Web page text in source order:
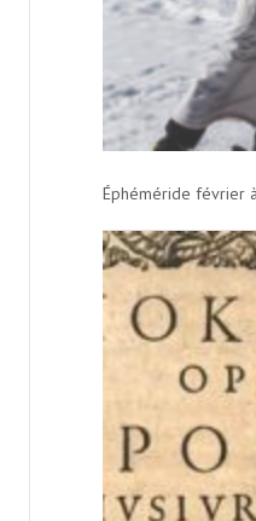
Éphéméride février